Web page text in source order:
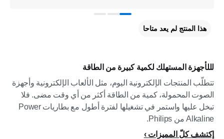
لللأجهزة المستهلك لكمية كبيرة من الطاقة
تتطلّب المنتجات الإلكترونية اليوم، مثل الألعاب الإلكترونية وأجهزة
الصوت المحمولة، كمية من الطاقة أكثر من أي وقت مضى. فلا
تبخل عليها واستمر في تشغيلها لفترة أطول مع بطاريات Power
Alkaline من Philips.
إكتشف كلّ المميزات
هذا المنتج لم يعد متاحا